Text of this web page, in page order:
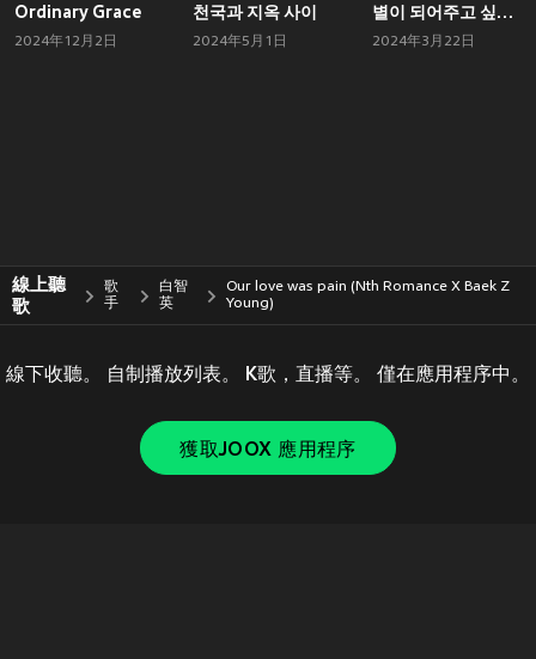
Ordinary Grace
2024年12月2日
천국과 지옥 사이
2024年5月1日
별이 되어주고 싶었어
2024年3月22日
線上聽
歌
歌
手
白智
英
Our love was pain (Nth Romance X Baek Z
Young)
線下收聽。 自制播放列表。 K歌，直播等。 僅在應用程序中。
獲取JOOX 應用程序